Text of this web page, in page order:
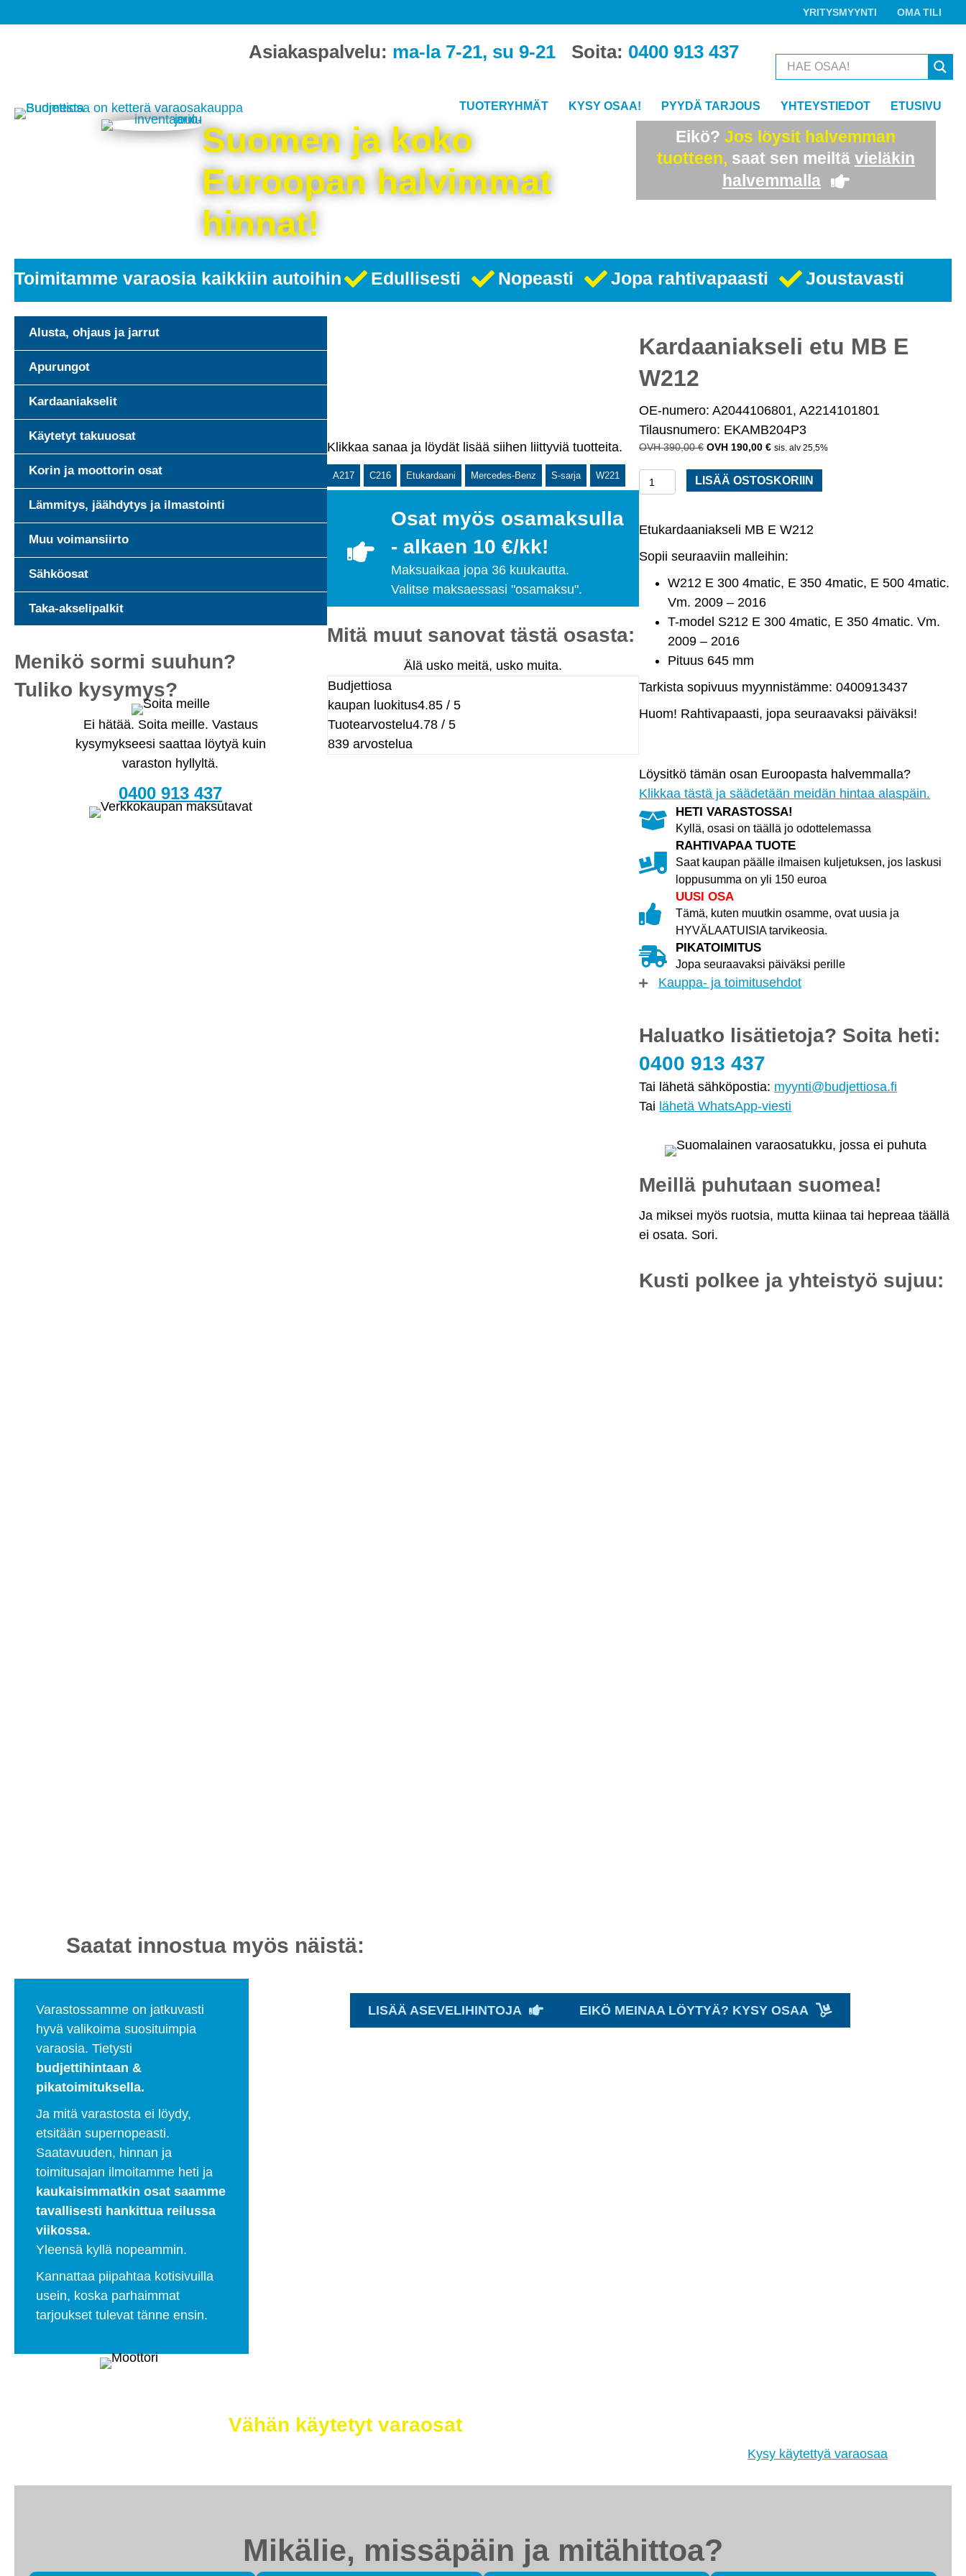
YRITYSMYYNTI OMA TILI
Asiakaspalvelu: ma-la 7-21, su 9-21 Soita: 0400 913 437
TUOTERYHMÄT KYSY OSAA! PYYDÄ TARJOUS YHTEYSTIEDOT ETUSIVU
Suomen ja koko
Euroopan halvimmat
hinnat!
Eikö?Jos löysit halvemman
tuotteen, saat sen meiltä vieläkin
halvemmalla
Toimitamme varaosia kaikkiin autoihin Edullisesti Nopeasti Jopa rahtivapaasti Joustavasti
Alusta, ohjaus ja jarrut
Apurungot
Kardaaniakselit
Käytetyt takuuosat
Korin ja moottorin osat
Lämmitys, jäähdytys ja ilmastointi
Muu voimansiirto
Sähköosat
Taka-akselipalkit
Menikö sormi suuhun?
Tuliko kysymys?
Ei hätää. Soita meille. Vastaus
kysymykseesi saattaa löytyä kuin
varaston hyllyltä.
0400 913 437
Klikkaa sanaa ja löydät lisää siihen liittyviä tuotteita.
A217 C216 Etukardaani Mercedes-Benz S-sarja W221
Osat myös osamaksulla
- alkaen 10 €/kk!
Maksuaikaa jopa 36 kuukautta.
Valitse maksaessasi "osamaksu".
Mitä muut sanovat tästä osasta:
Älä usko meitä, usko muita.
Budjettiosa
kaupan luokitus4.85 / 5
Tuotearvostelu4.78 / 5
839 arvostelua
Kardaaniakseli etu MB E
W212
OE-numero: A2044106801, A2214101801
Tilausnumero: EKAMB204P3
390,00€ Alkuperäinen
oli:
390,00 €.
190,00€ Nykyinen
on:
190,00 €.
sis. alv 25,5%
Kardaaniakseli
etu
E
W212
määrä
LISÄÄ OSTOSKORIIN
Etukardaaniakseli MB E W212
Sopii seuraaviin malleihin:
W212 E 300 4matic, E 350 4matic, E 500 4matic.
Vm. 2009 – 2016
T-model S212 E 300 4matic, E 350 4matic. Vm.
2009 – 2016
Pituus 645 mm
Tarkista sopivuus myynnistämme: 0400913437
Huom! Rahtivapaasti, jopa seuraavaksi päiväksi!
Löysitkö tämän osan Euroopasta halvemmalla?
Klikkaa tästä ja säädetään meidän hintaa alaspäin.
HETI VARASTOSSA!
Kyllä, osasi on täällä jo odottelemassa
RAHTIVAPAA TUOTE
Saat kaupan päälle ilmaisen kuljetuksen, jos laskusi
loppusumma on yli 150 euroa
UUSI OSA
Tämä, kuten muutkin osamme, ovat uusia ja
HYVÄLAATUISIA tarvikeosia.
PIKATOIMITUS
Jopa seuraavaksi päiväksi perille
Kauppa- ja toimitusehdot
Haluatko lisätietoja? Soita heti:
0400 913 437
Tai lähetä sähköpostia: myynti@budjettiosa.fi
Tai lähetä WhatsApp-viesti
Meillä puhutaan suomea!
Ja miksei myös ruotsia, mutta kiinaa tai hepreaa täällä
ei osata. Sori.
Kusti polkee ja yhteistyö sujuu:
Saatat innostua myös näistä:
Varastossamme on jatkuvasti
hyvä valikoima suosituimpia
varaosia. Tietysti
budjettihintaan &
pikatoimituksella.
Ja mitä varastosta ei löydy,
etsitään supernopeasti.
Saatavuuden, hinnan ja
toimitusajan ilmoitamme heti ja
kaukaisimmatkin osat saamme
tavallisesti hankittua reilussa
viikossa.
Yleensä kyllä nopeammin.
Kannattaa piipahtaa kotisivuilla
usein, koska parhaimmat
tarjoukset tulevat tänne ensin.
LISÄÄ ASEVELIHINTOJA EIKÖ MEINAA LÖYTYÄ? KYSY OSAA
Vähän käytetyt varaosat
Kysy käytettyä varaosaa
Mikälie, missäpäin ja mitähittoa?